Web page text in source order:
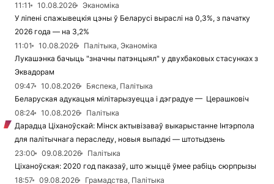
11:11 10.08.2026
Эканоміка
У ліпені спажывецкія цэны ў Беларусі выраслі на 0,3%, з пачатку
2026 года — на 3,2%
11:01
10.08.2026
Палітыка, Эканоміка
Лукашэнка бачыць "значны патэнцыял" у двухбаковых стасунках з
Эквадорам
09:47
10.08.2026
Бяспека, Палітыка
Беларуская адукацыя мілітарызуецца і дэградуе — Церашковіч
08:24
10.08.2026
Палітыка
Дарадца Ціханоўскай: Мінск актывізаваў выкарыстанне Інтэрпола
для палітычнага пераследу, новыя выпадкі — штотыдзень
23:00
09.08.2026
Палітыка
Ціханоўская: 2020 год паказаў, што жыццё ўмее рабіць сюрпрызы
18:57
09.08.2026
Грамадства, Палітыка